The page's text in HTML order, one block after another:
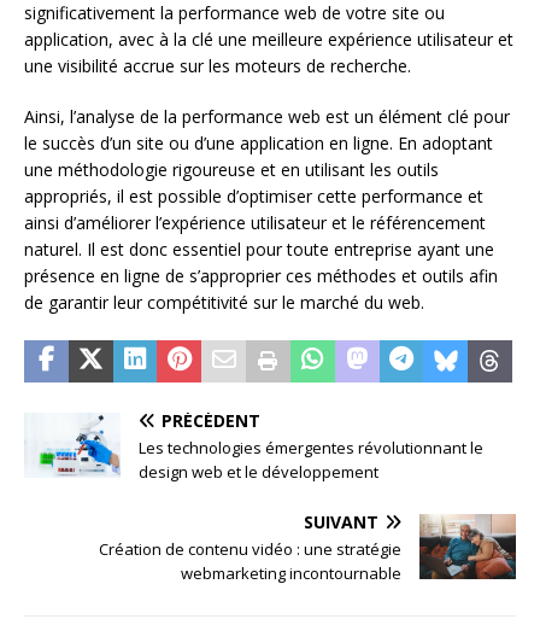
significativement la performance web de votre site ou
application, avec à la clé une meilleure expérience utilisateur et
une visibilité accrue sur les moteurs de recherche.
Ainsi, l’analyse de la performance web est un élément clé pour
le succès d’un site ou d’une application en ligne. En adoptant
une méthodologie rigoureuse et en utilisant les outils
appropriés, il est possible d’optimiser cette performance et
ainsi d’améliorer l’expérience utilisateur et le référencement
naturel. Il est donc essentiel pour toute entreprise ayant une
présence en ligne de s’approprier ces méthodes et outils afin
de garantir leur compétitivité sur le marché du web.
PRÉCÉDENT
Les technologies émergentes révolutionnant le
design web et le développement
SUIVANT
Création de contenu vidéo : une stratégie
webmarketing incontournable